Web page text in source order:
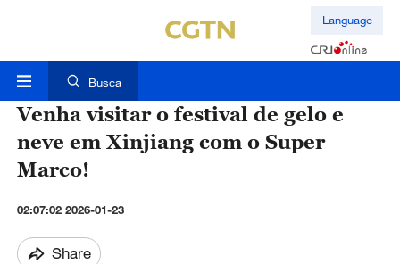
Language
Busca
Venha visitar o festival de gelo e
neve em Xinjiang com o Super
Marco!
02:07:02 2026-01-23
Share